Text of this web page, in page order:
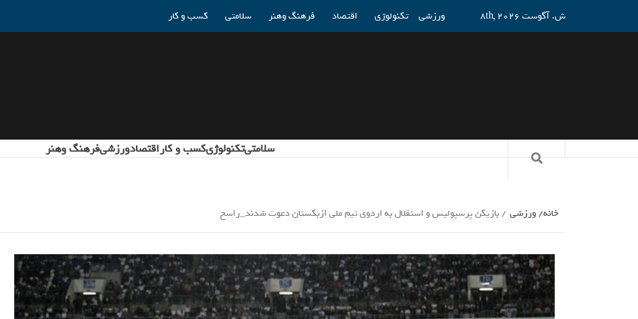
ش. آگوست 8th, 2026 ورزشی تکنولوژی اقتصاد فرهنگ وهنر سلامتی کسب و کار
سلامتیتکنولوژیکسب و کاراقتصادورزشیفرهنگ وهنر
خانه ورزشی بازیکن پرسپولیس و استقلال به اردوی تیم ملی ازبکستان دعوت شدند_راسخ